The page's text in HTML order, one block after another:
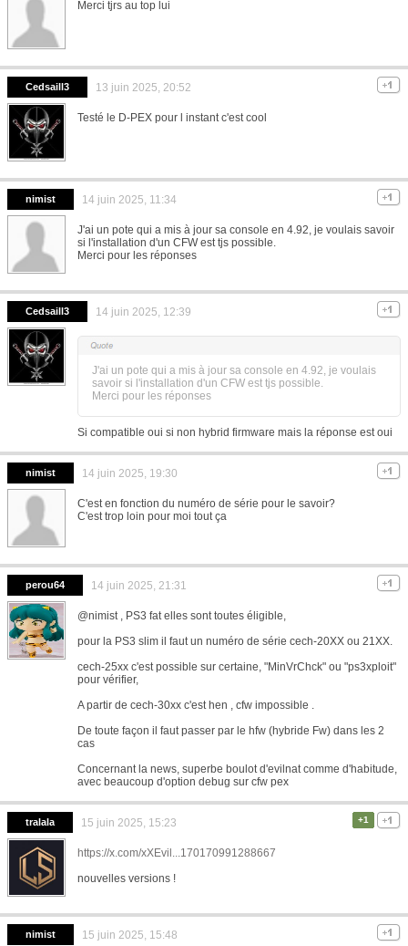
Merci tjrs au top lui
Cedsaill3 13 juin 2025, 20:52
Testé le D-PEX pour l instant c'est cool
nimist 14 juin 2025, 11:34
J'ai un pote qui a mis à jour sa console en 4.92, je voulais savoir
si l'installation d'un CFW est tjs possible.
Merci pour les réponses
Cedsaill3 14 juin 2025, 12:39
J'ai un pote qui a mis à jour sa console en 4.92, je voulais
savoir si l'installation d'un CFW est tjs possible.
Merci pour les réponses
Si compatible oui si non hybrid firmware mais la réponse est oui
nimist 14 juin 2025, 19:30
C'est en fonction du numéro de série pour le savoir?
C'est trop loin pour moi tout ça
perou64 14 juin 2025, 21:31
@nimist , PS3 fat elles sont toutes éligible,
pour la PS3 slim il faut un numéro de série cech-20XX ou 21XX.
cech-25xx c'est possible sur certaine, "MinVrChck" ou "ps3xploit"
pour vérifier,
A partir de cech-30xx c'est hen , cfw impossible .
De toute façon il faut passer par le hfw (hybride Fw) dans les 2
cas
Concernant la news, superbe boulot d'evilnat comme d'habitude,
avec beaucoup d'option debug sur cfw pex
tralala 15 juin 2025, 15:23 +1
https://x.com/xXEvil...170170991288667
nouvelles versions !
nimist 15 juin 2025, 15:48